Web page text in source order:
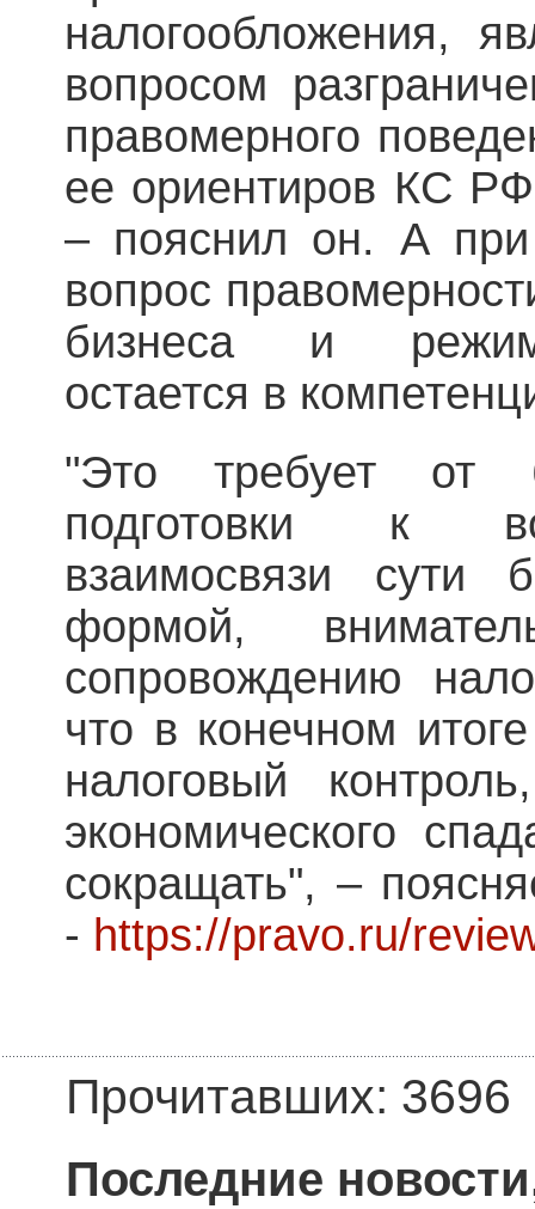
налогообложения,
вопросом
правомерного
ее ориентиров КС
– пояснил он. А при
вопрос
бизнеса и
остается в
"Это требует от
подготовки к
взаимосвязи сути
формой,
сопровождению
что в конечном
налоговый
экономического
сокращать", –
- https://pravo.ru/
Прочитавших: 3696
Последние